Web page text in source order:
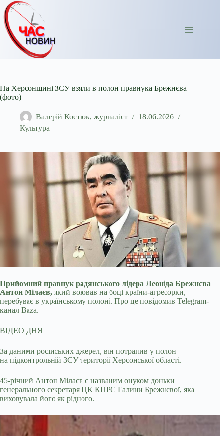
Перейти
до
вмісту
На Херсонщині ЗСУ взяли в полон правнука Брежнєва
(фото)
Валерій Костюк, журналіст
18.06.2026
Культура
Прийомний правнук радянського лідера Леоніда Брежнєва
Антон Мілаєв, який воював на боці країни-агресорки,
перебуває в українському полоні. Про це повідомив Telegram-
канал Baza.
ВІДЕО ДНЯ
За даними російських джерел, він потрапив у полон
на підконтрольній ЗСУ території Херсонської області.
45-річний Антон Мілаєв є названим онуком доньки
генерального секретаря ЦК КПРС Галини Брежнєвої, яка
виховувала його як рідного.